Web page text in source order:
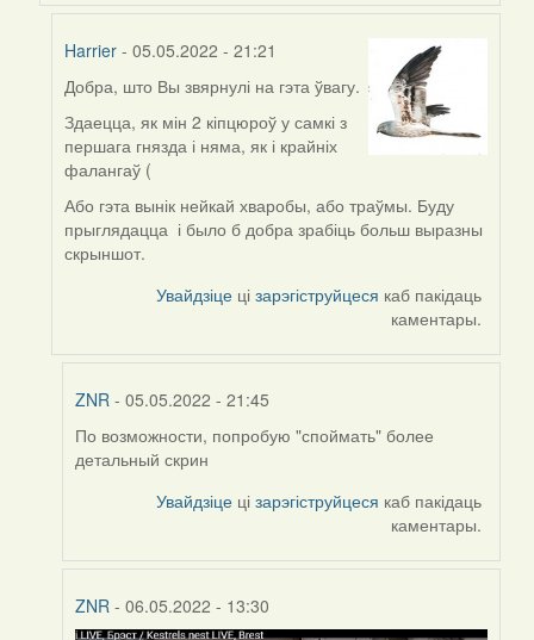
Harrier- 05.05.2022 - 21:21
In
reply
to
by
Добра, што Вы звярнулі на гэта ўвагу.
Здаецца, як мін 2 кіпцюроў у самкі з
першага гнязда і няма, як і крайніх
фалангаў (
Або гэта вынік нейкай хваробы, або траўмы. Буду
прыглядацца і было б добра зрабіць больш выразны
скрыншот.
Увайдзіце цізарэгіструйцеся каб пакідаць
каментары.
ZNR - 05.05.2022 - 21:45
In
reply
По возможности, попробую "споймать" более
детальный скрин
Увайдзіце цізарэгіструйцеся каб пакідаць
каментары.
ZNR - 06.05.2022 - 13:30